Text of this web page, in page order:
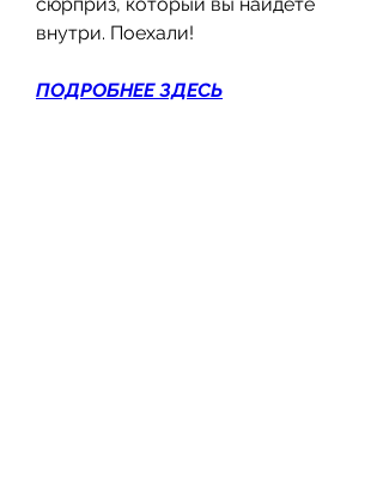
внутри. Поехали!
ПОДРОБНЕЕ ЗДЕСЬ